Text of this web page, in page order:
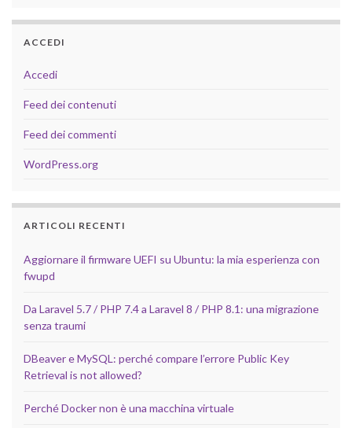
ACCEDI
Accedi
Feed dei contenuti
Feed dei commenti
WordPress.org
ARTICOLI RECENTI
Aggiornare il firmware UEFI su Ubuntu: la mia esperienza con
fwupd
Da Laravel 5.7 / PHP 7.4 a Laravel 8 / PHP 8.1: una migrazione
senza traumi
DBeaver e MySQL: perché compare l’errore Public Key
Retrieval is not allowed?
Perché Docker non è una macchina virtuale